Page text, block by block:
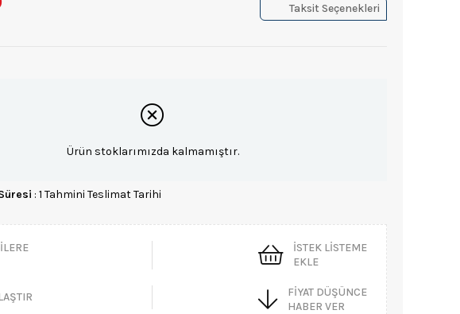
Taksit Seçenekleri
Ürün stoklarımızda kalmamıştır.
: 1 Tahmini Teslimat Tarihi
İSTEK LISTEME
EKLE
FIYAT DÜŞÜNCE
HABER VER